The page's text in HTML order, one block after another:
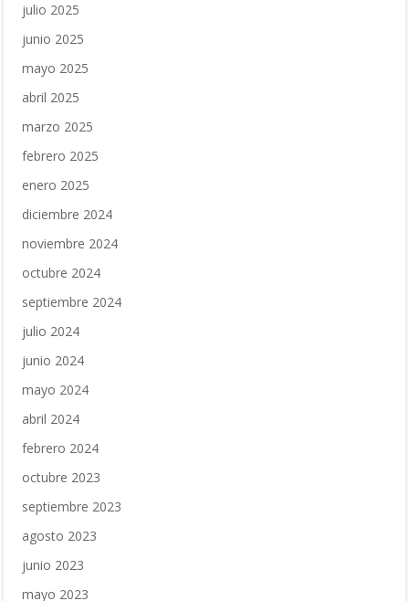
julio 2025
junio 2025
mayo 2025
abril 2025
marzo 2025
febrero 2025
enero 2025
diciembre 2024
noviembre 2024
octubre 2024
septiembre 2024
julio 2024
junio 2024
mayo 2024
abril 2024
febrero 2024
octubre 2023
septiembre 2023
agosto 2023
junio 2023
mayo 2023